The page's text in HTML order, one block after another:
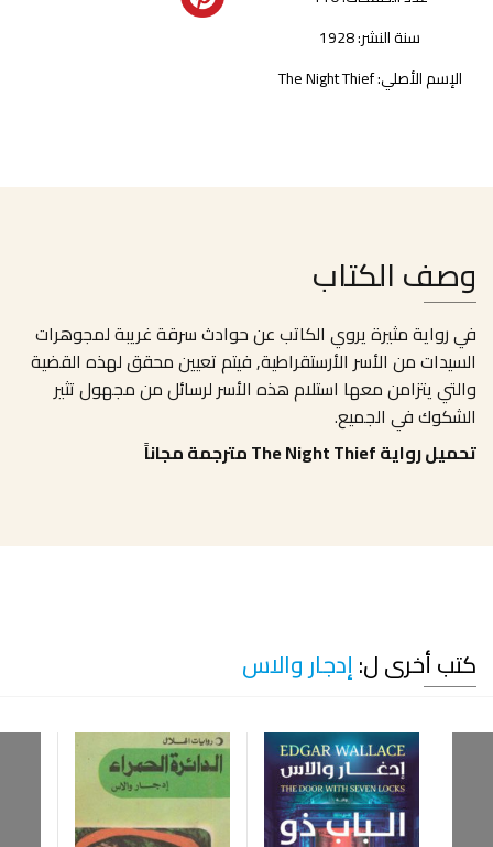
سنة النشر: 1928
الإسم الأصلي: The Night Thief
وصف الكتاب
في رواية مثيرة يروي الكاتب عن حوادث سرقة غريبة لمجوهرات
السيدات من الأسر الأرستقراطية, فيتم تعيين محقق لهذه القضية
والتي يتزامن معها استلام هذه الأسر لرسائل من مجهول تثير
الشكوك في الجميع.
تحميل رواية The Night Thief مترجمة مجاناً
كتب أخرى ل:إدجار والاس